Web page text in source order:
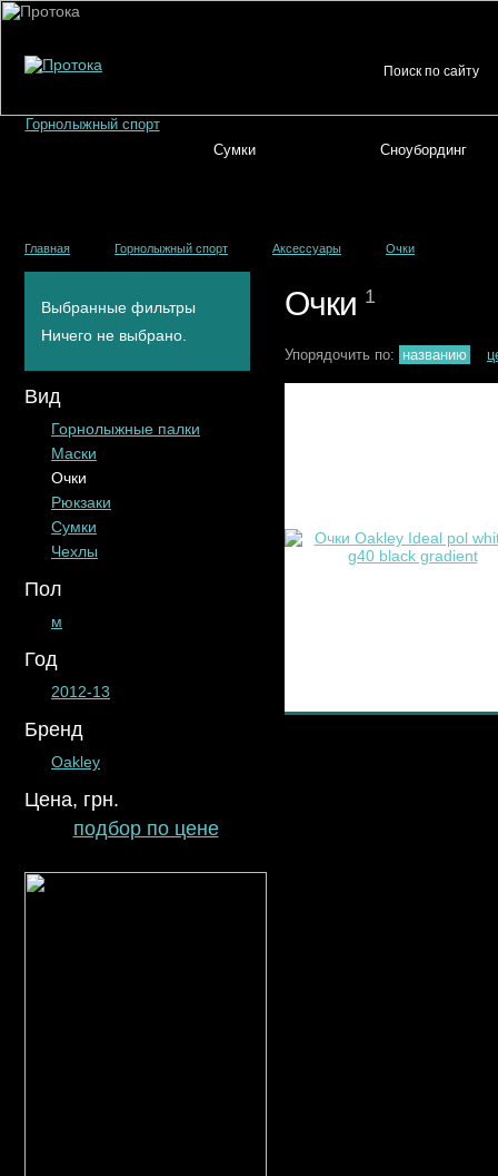
Горнолыжный спорт
Сумки
Сноубординг
Главная Горнолыжный спорт Аксессуары Очки
Выбранные фильтры
Ничего не выбрано.
Вид
Горнолыжные палки
Маски
Очки
Рюкзаки
Сумки
Чехлы
Пол
м
Год
2012-13
Бренд
Oakley
Цена, грн.
подбор по цене
Очки 1
Упорядочить по: названию